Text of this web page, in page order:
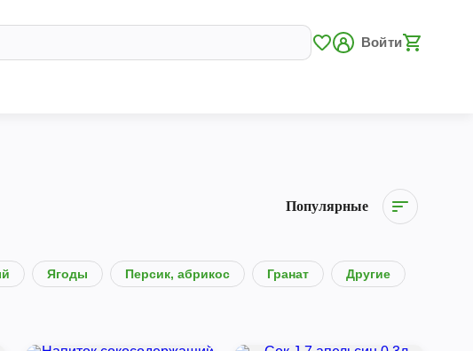
Войти
Популярные
Ягоды Персик, абрикос Гранат Другие